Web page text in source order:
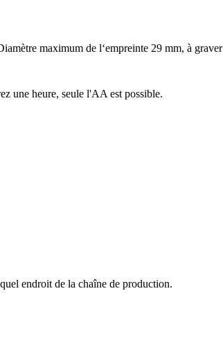
maximum de l‘empreinte 29 mm, à graver
une heure, seule l'AA est possible.
endroit de la chaîne de production.